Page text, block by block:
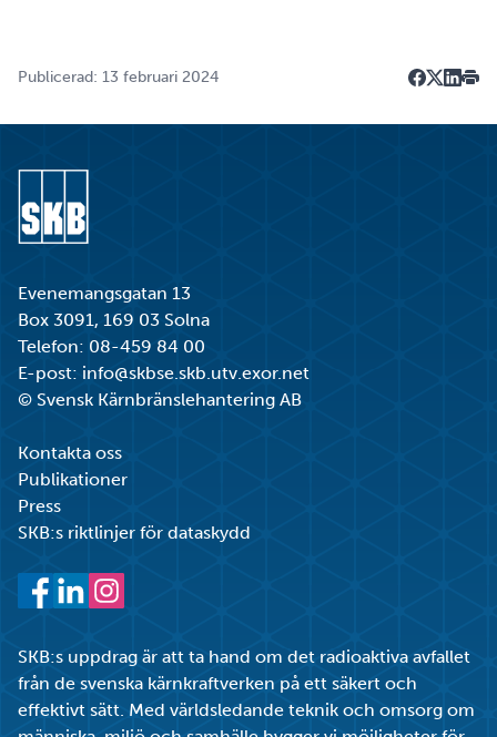
Publicerad: 13 februari 2024
Evenemangsgatan 13
Box 3091, 169 03 Solna
Telefon: 08-459 84 00
E-post: info@skbse.skb.utv.exor.net
© Svensk Kärnbränslehantering AB
Kontakta oss
Publikationer
Press
SKB:s riktlinjer för dataskydd
SKB:s uppdrag är att ta hand om det radioaktiva avfallet
från de svenska kärnkraftverken på ett säkert och
effektivt sätt. Med världsledande teknik och omsorg om